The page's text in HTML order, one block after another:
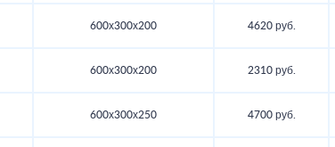
600х300х200 4620 руб.
600х300х200 2310 руб.
600х300х250 4700 руб.